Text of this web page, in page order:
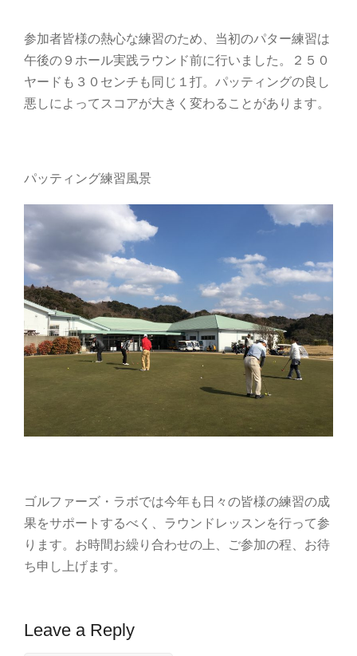
参加者皆様の熱心な練習のため、当初のパター練習は
午後の９ホール実践ラウンド前に行いました。２５０
ヤードも３０センチも同じ１打。パッティングの良し
悪しによってスコアが大きく変わることがあります。
パッティング練習風景
ゴルファーズ・ラボでは今年も日々の皆様の練習の成
果をサポートするべく、ラウンドレッスンを行って参
ります。お時間お繰り合わせの上、ご参加の程、お待
ち申し上げます。
Leave a Reply